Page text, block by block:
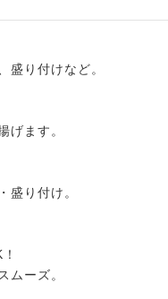
盛り付けなど。
げます。
盛り付け。
ムーズ。